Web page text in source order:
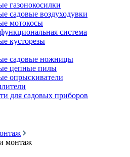
газонокосилки
садовые воздуходувки
мотокосы
система
кусторезы
садовые ножницы
цепные пилы
опрыскиватели
для садовых приборов
монтаж